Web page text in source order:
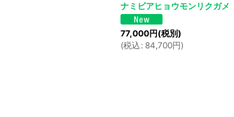
ナミビアヒョウモンリクガメ
77,000円(税別)
(税込 : 84,700円)